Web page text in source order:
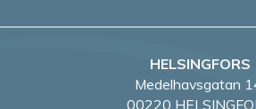
HELSINGFORS
Medelhavsgatan
00220